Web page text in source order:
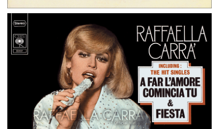
45 GIRI PAESI BASSI
MAMA (Dame 100 pesetas)